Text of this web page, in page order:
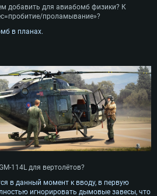
ТРЕБОВАНИЯ
Для Mac
Для Linux
Big Sur 11.0дистрибутивы Linux 64bit
добавить для авиабомб физики? К
проламывание»?
в планах.
114L для вертолётов?
в данный момент к вводу, в первую
игнорировать дымовые завесы, что